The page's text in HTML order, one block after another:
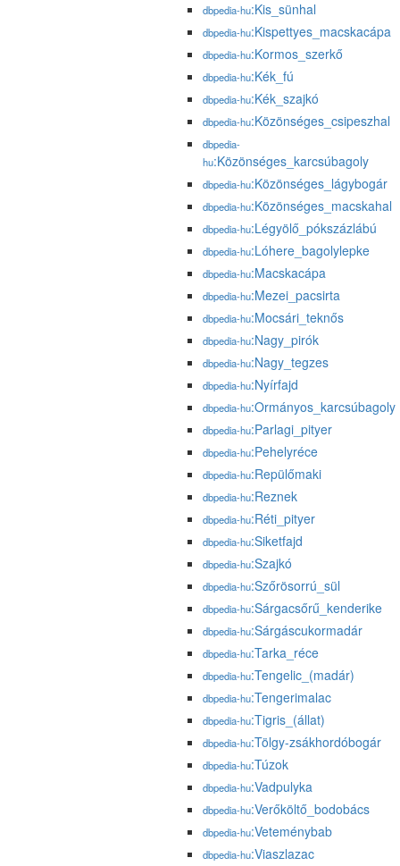
dbpedia-hu:Kis_sünhal
dbpedia-hu:Kispettyes_macskacápa
dbpedia-hu:Kormos_szerkő
dbpedia-hu:Kék_fú
dbpedia-hu:Kék_szajkó
dbpedia-hu:Közönséges_csipeszhal
dbpedia-
hu:Közönséges_karcsúbagoly
dbpedia-hu:Közönséges_lágybogár
dbpedia-hu:Közönséges_macskahal
dbpedia-hu:Légyölő_pókszázlábú
dbpedia-hu:Lóhere_bagolylepke
dbpedia-hu:Macskacápa
dbpedia-hu:Mezei_pacsirta
dbpedia-hu:Mocsári_teknős
dbpedia-hu:Nagy_pirók
dbpedia-hu:Nagy_tegzes
dbpedia-hu:Nyírfajd
dbpedia-hu:Ormányos_karcsúbagoly
dbpedia-hu:Parlagi_pityer
dbpedia-hu:Pehelyréce
dbpedia-hu:Repülőmaki
dbpedia-hu:Reznek
dbpedia-hu:Réti_pityer
dbpedia-hu:Siketfajd
dbpedia-hu:Szajkó
dbpedia-hu:Szőrösorrú_sül
dbpedia-hu:Sárgacsőrű_kenderike
dbpedia-hu:Sárgáscukormadár
dbpedia-hu:Tarka_réce
dbpedia-hu:Tengelic_(madár)
dbpedia-hu:Tengerimalac
dbpedia-hu:Tigris_(állat)
dbpedia-hu:Tölgy-zsákhordóbogár
dbpedia-hu:Túzok
dbpedia-hu:Vadpulyka
dbpedia-hu:Verőköltő_bodobács
dbpedia-hu:Veteménybab
dbpedia-hu:Viaszlazac